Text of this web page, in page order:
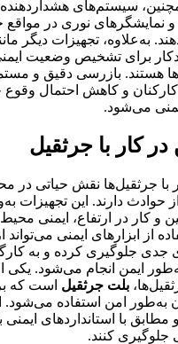
سیستم‌های هشداردهنده
نوری در مواقع
به‌علاوه، تجهیزات دیگر
برای تشخیص وضعیت
هستند. بازرسی دقیق و
و کاهش احتمال وقوع
می‌شود.
کار با جرثقیل
با جرثقیل‌ها نقش حیاتی در
حوادث دارند. این تجهیزات
و کار در ارتفاع، ایمنی محیط
از ابزارهای ایمنی می‌تواند
جلوگیری کرده و به
ایمن انجام می‌شود. یکی
بلت جرثقیل است که
به‌طور امن استفاده می‌شود.
مطابق با استانداردهای ایمنی
جلوگیری کنند.